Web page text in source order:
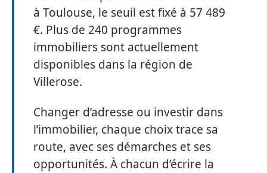
à Toulouse, le seuil est fixé à 57 489
€. Plus de 240 programmes
immobiliers sont actuellement
disponibles dans la région de
Villerose.
Changer d’adresse ou investir dans
l’immobilier, chaque choix trace sa
route, avec ses démarches et ses
opportunités. À chacun d’écrire la